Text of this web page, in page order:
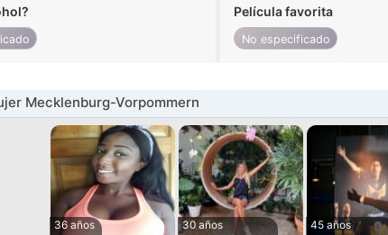
Película favorita
No especificado
Mecklenburg-Vorpommern
36 años
30 años
45 años